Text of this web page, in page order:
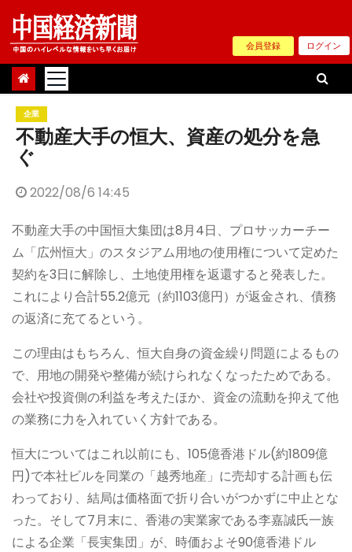
Skip
content
会員登録 ログイン
企業
不動産大手の恒大、資産の処分を急
ぐ
2022/08/6 14:45
不動産大手の中国恒大集団は8月4日、プロサッカーチー
ム「広州恒大」のスタジアム用地の使用権について定めた
契約を3日に解除し、土地使用権を返還すると発表した。
これにより合計55.2億元（約1103億円）が返金され、債務
の返済に充てるという。
この理由はもちろん、恒大自身の資金繰り問題によるもの
で、用地の開発や整備が続けられなくなったためである。
会社や投資側の利益を考えたほか、資金の流動を抑えて他
の業務に力を入れていく方針である。
恒大についてはこれ以前にも、105億香港ドル(約1809億
円)で本社ビルを同業の「越秀地産」に売却する計画も伝
わっており、結局は価格面で折り合いがつかずに中止とな
った。そして7月末に、香港の実業家である李嘉誠氏一族
による企業「長実集団」が、時価およそ90億香港ドル